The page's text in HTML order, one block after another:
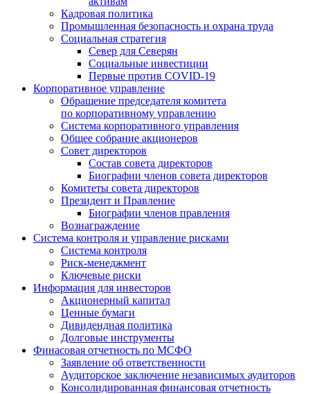
Кадровая политика
Промышленная безопасность и охрана труда
Социальная стратегия
Север для Северян
Социальные инвестиции
Первые против COVID‑19
Корпоративное управление
Обращение председателя комитета
по корпоративному управлению
Система корпоративного управления
Общее собрание акционеров
Совет директоров
Состав совета директоров
Биографии членов совета директоров
Комитеты совета директоров
Президент и Правление
Биографии членов правления
Вознаграждение
Система контроля и управление рисками
Система контроля
Риск-менеджмент
Ключевые риски
Информация для инвесторов
Акционерный капитал
Ценные бумаги
Дивидендная политика
Долговые инструменты
Финасовая отчетность по МСФО
Заявление об ответственности
Аудиторское заключение независимых аудиторов
Консолидированная финансовая отчетность